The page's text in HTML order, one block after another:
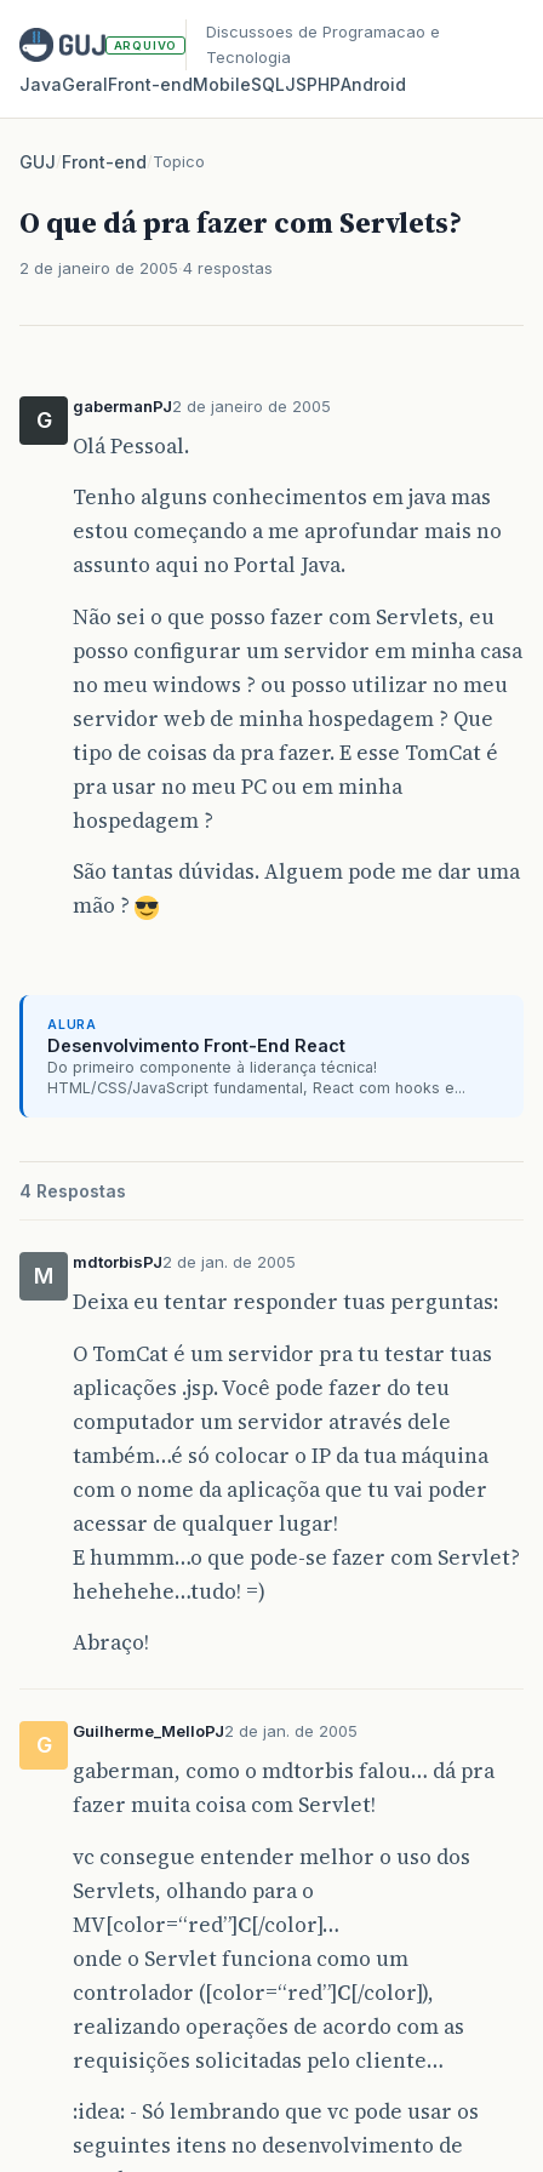
ARQUIVO
Discussoes de Programacao e
Tecnologia
JavaGeralFront‑endMobileSQLJSPHPAndroid
GUJ/Front-end/Topico
O que dá pra fazer com Servlets?
2 de janeiro de 2005 4 respostas
G
gabermanPJ2 de janeiro de 2005
Olá Pessoal.
Tenho alguns conhecimentos em java mas
estou começando a me aprofundar mais no
assunto aqui no Portal Java.
Não sei o que posso fazer com Servlets, eu
posso configurar um servidor em minha casa
no meu windows ? ou posso utilizar no meu
servidor web de minha hospedagem ? Que
tipo de coisas da pra fazer. E esse TomCat é
pra usar no meu PC ou em minha
hospedagem ?
São tantas dúvidas. Alguem pode me dar uma
mão ?
ALURA
Desenvolvimento Front-End React
Do primeiro componente à liderança técnica!
HTML/CSS/JavaScript fundamental, React com hooks e...
4 Respostas
M
mdtorbisPJ2 de jan. de 2005
Deixa eu tentar responder tuas perguntas:
O TomCat é um servidor pra tu testar tuas
aplicações .jsp. Você pode fazer do teu
computador um servidor através dele
também…é só colocar o IP da tua máquina
com o nome da aplicaçõa que tu vai poder
acessar de qualquer lugar!
E hummm…o que pode-se fazer com Servlet?
hehehehe…tudo! =)
Abraço!
G
Guilherme_MelloPJ2 de jan. de 2005
gaberman, como o mdtorbis falou… dá pra
fazer muita coisa com Servlet!
vc consegue entender melhor o uso dos
Servlets, olhando para o
MV[color=“red”]C[/color]…
onde o Servlet funciona como um
controlador ([color=“red”]C[/color]),
realizando operações de acordo com as
requisições solicitadas pelo cliente…
:idea: - Só lembrando que vc pode usar os
seguintes itens no desenvolvimento de